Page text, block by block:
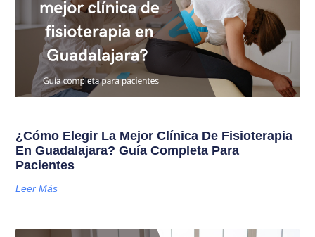
¿Cómo Elegir La Mejor Clínica De Fisioterapia
En Guadalajara? Guía Completa Para
Pacientes
Leer Más